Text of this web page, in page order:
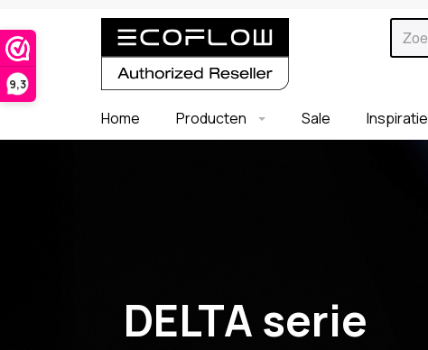
9,3
Home Producten Sale Inspiratie
DELTA serie